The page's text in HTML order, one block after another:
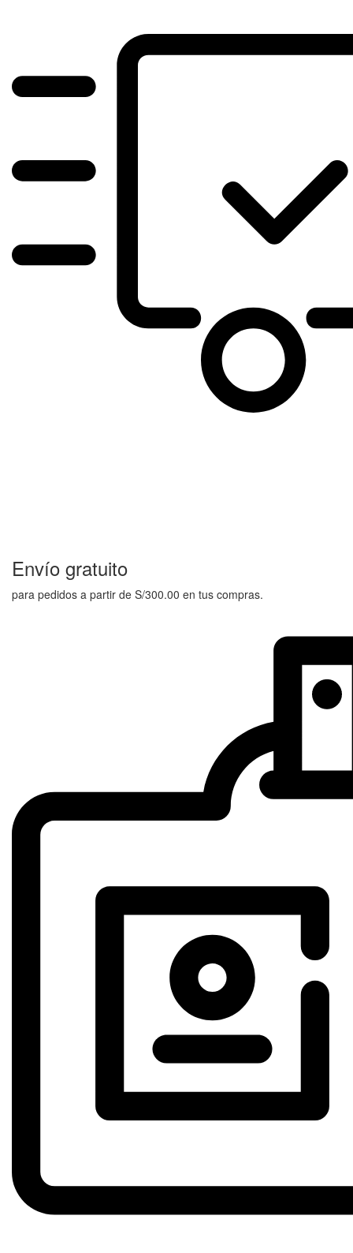
Envío gratuito
para pedidos a partir de S/300.00 en tus compras.